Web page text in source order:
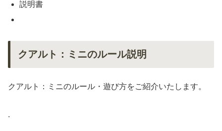
説明書
クアルト：ミニのルール説明
クアルト：ミニのルール・遊び方をご紹介いたします。
.